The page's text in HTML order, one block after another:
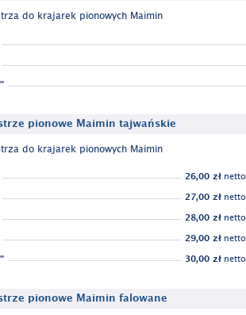
do krajarek pionowych Maimin
pionowe Maimin tajwańskie
do krajarek pionowych Maimin
26,00 złnetto
27,00 złnetto
28,00 złnetto
29,00 złnetto
30,00 złnetto
pionowe Maimin falowane